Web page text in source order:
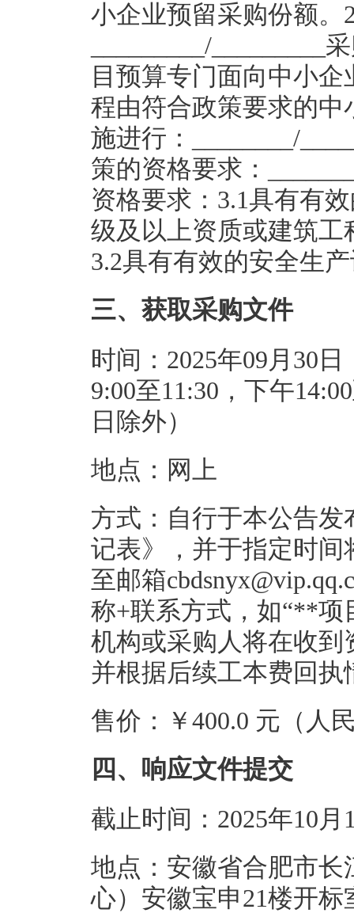
小企业预留采购份额。
_________/
目预算专门面向中小
程由符合政策要求的
施进行：________/
策的资格要求：
资格要求：3.1具有有
级及以上资质或建筑
3.2具有有效的安全生
三、获取采购文件
时间：2025年09月30
9:00至11:30，下午
日除外）
地点：网上
方式：自行于本公告
记表》，并于指定时
至邮箱
称+联系方式，如“**
机构或采购人将在收
并根据后续工本费回
售价：￥400.0 元（人
四、响应文件提交
截止时间：2025年10
地点：安徽省合肥市长
心）安徽宝申21楼开标